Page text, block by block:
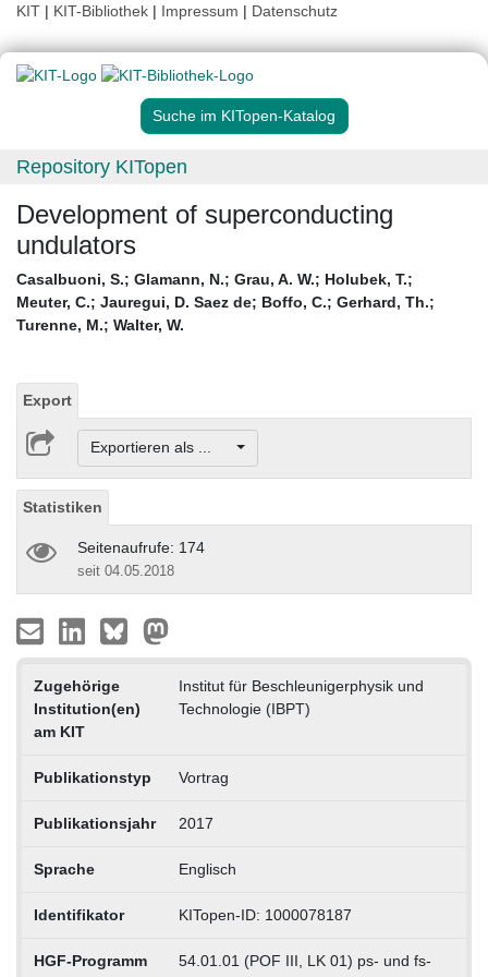
KIT | KIT-Bibliothek | Impressum | Datenschutz
Suche im KITopen-Katalog
Repository KITopen
Development of superconducting
undulators
Casalbuoni, S.; Glamann, N.; Grau, A. W.; Holubek, T.;
Meuter, C.; Jauregui, D. Saez de; Boffo, C.; Gerhard, Th.;
Turenne, M.; Walter, W.
Export
Exportieren als ...
Statistiken
Seitenaufrufe: 174
seit 04.05.2018
Zugehörige
Institution(en)
am KIT
Institut für Beschleunigerphysik und
Technologie (IBPT)
Publikationstyp Vortrag
Publikationsjahr 2017
Sprache Englisch
Identifikator KITopen-ID: 1000078187
HGF-Programm
54.01.01 (POF III, LK 01) ps- und fs-